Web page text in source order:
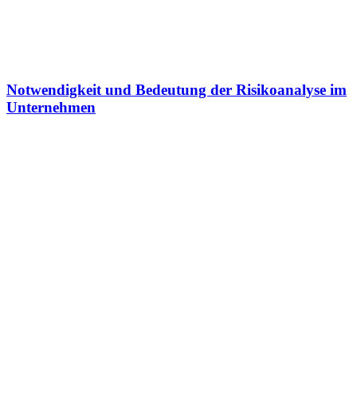
Notwendigkeit und Bedeutung der Risikoanalyse im
Unternehmen